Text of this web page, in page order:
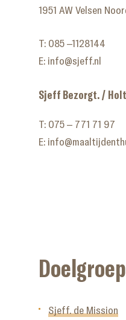
1951 AW Velsen
T: 085 –1128144
E: info@sjeff.nl
Sjeff Bezorgt. /
T: 075 – 771 71 97
E:
Sjeff. de Mission